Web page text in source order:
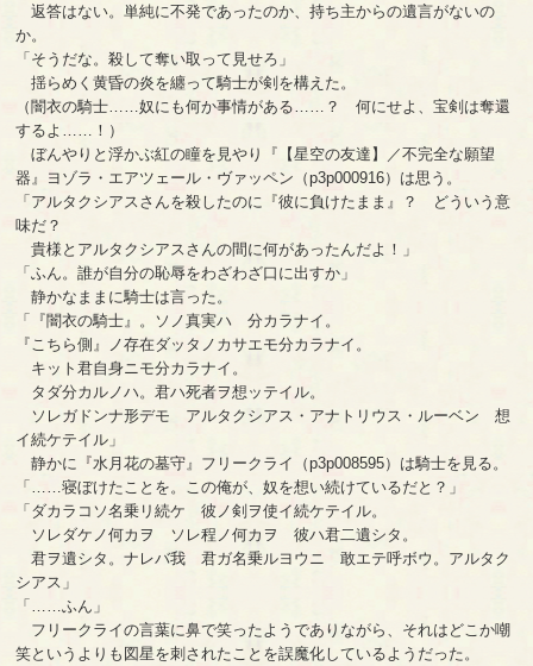
返答はない。単純に不発であったのか、持ち主からの遺言がないの
か。
「そうだな。殺して奪い取って見せろ」
揺らめく黄昏の炎を纏って騎士が剣を構えた。
（闇衣の騎士……奴にも何か事情がある……？ 何にせよ、宝剣は奪還
するよ……！）
ぼんやりと浮かぶ紅の瞳を見やり『【星空の友達】／不完全な願望
器』ヨゾラ・エアツェール・ヴァッペン（p3p000916）は思う。
「アルタクシアスさんを殺したのに『彼に負けたまま』？ どういう意
味だ？
貴様とアルタクシアスさんの間に何があったんだよ！」
「ふん。誰が自分の恥辱をわざわざ口に出すか」
静かなままに騎士は言った。
「『闇衣の騎士』。ソノ真実ハ 分カラナイ。
『こちら側』ノ存在ダッタノカサエモ分カラナイ。
キット君自身ニモ分カラナイ。
タダ分カルノハ。君ハ死者ヲ想ッテイル。
ソレガドンナ形デモ アルタクシアス・アナトリウス・ルーベン 想
イ続ケテイル」
静かに『水月花の墓守』フリークライ（p3p008595）は騎士を見る。
「……寝ぼけたことを。この俺が、奴を想い続けているだと？」
「ダカラコソ名乗リ続ケ 彼ノ剣ヲ使イ続ケテイル。
ソレダケノ何カヲ ソレ程ノ何カヲ 彼ハ君二遺シタ。
君ヲ遺シタ。ナレバ我 君ガ名乗ルヨウニ 敢エテ呼ボウ。アルタク
シアス」
「……ふん」
フリークライの言葉に鼻で笑ったようでありながら、それはどこか嘲
笑というよりも図星を刺されたことを誤魔化しているようだった。